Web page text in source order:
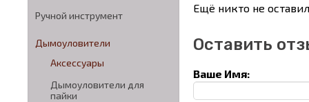
Ручной инструмент
Дымоуловители
Аксессуары
Дымоуловители для
пайки
Ещё никто не
Оставить
Ваше Имя: